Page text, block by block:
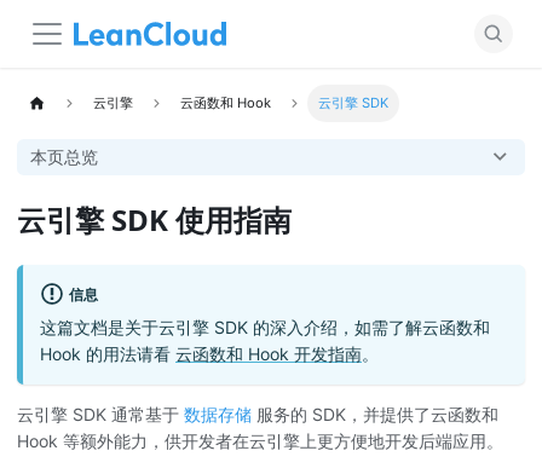
云引擎 云函数和 Hook 云引擎 SDK
本页总览
云引擎 SDK 使用指南
信息
这篇文档是关于云引擎 SDK 的深入介绍，如需了解云函数和
Hook 的用法请看 云函数和 Hook 开发指南。
云引擎 SDK 通常基于 数据存储 服务的 SDK，并提供了云函数和
Hook 等额外能力，供开发者在云引擎上更方便地开发后端应用。